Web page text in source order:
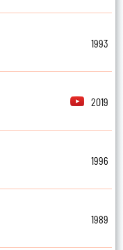
1993
2019
1996
1989